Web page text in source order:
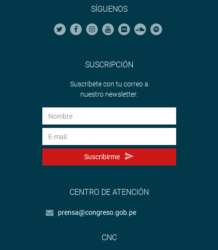
SÍGUENOS
SUSCRIPCIÓN
Suscríbete con tu correo a
nuestro newsletter.
Suscribirme
CENTRO DE ATENCIÓN
prensa@congreso.gob.pe
CNC